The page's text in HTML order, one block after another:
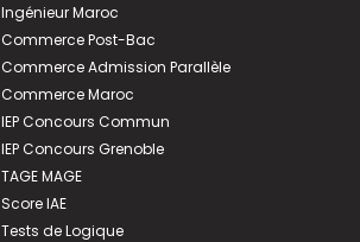
Ingénieur Maroc
Commerce Post-Bac
Commerce Admission Parallèle
Commerce Maroc
IEP Concours Commun
IEP Concours Grenoble
TAGE MAGE
Score IAE
Tests de Logique